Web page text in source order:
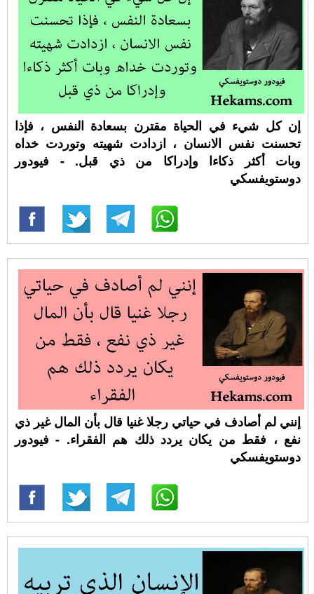
إن كل شيء في الحياة مقترن بسعادة النفس ، فإذا
تحسنت نفس الانسان ، ازدادت شهيته وتوردت خداه
وبات أكثر ذكاءا وإدراكا من ذي قبل. - فيودور
دوستويفسكي
إنني لم أصادف في حياتي رجلا غنيا قال بأن المال غير ذي
نفع ، فقط من يكان يردد ذلك هم الفقراء. - فيودور
دوستويفسكي